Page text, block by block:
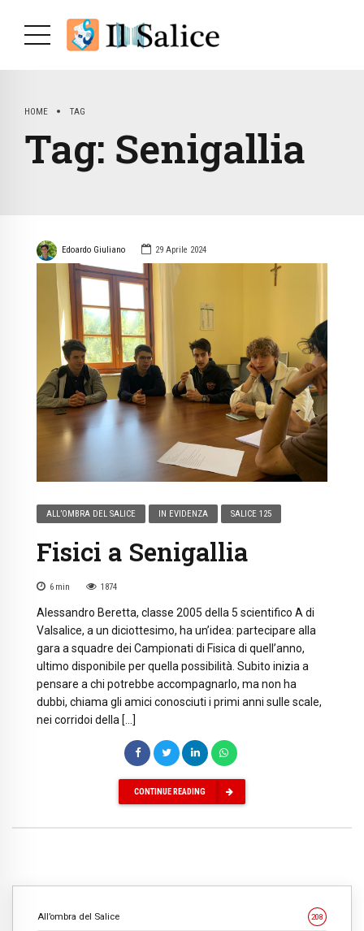
HOME TAG
Tag: Senigallia
Edoardo Giuliano 29 Aprile 2024
ALL’OMBRA DEL SALICE IN EVIDENZA SALICE 125
Fisici a Senigallia
6 min 1874
Alessandro Beretta, classe 2005 della 5 scientifico A di
Valsalice, a un diciottesimo, ha un’idea: partecipare alla
gara a squadre dei Campionati di Fisica di quell’anno,
ultimo disponibile per quella possibilità. Subito inizia a
pensare a chi potrebbe accompagnarlo, ma non ha
dubbi, chiama gli amici conosciuti i primi anni sulle scale,
nei corridoi della […]
CONTINUE READING
All’ombra del Salice 208